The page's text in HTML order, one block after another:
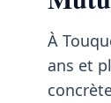
À
ans et